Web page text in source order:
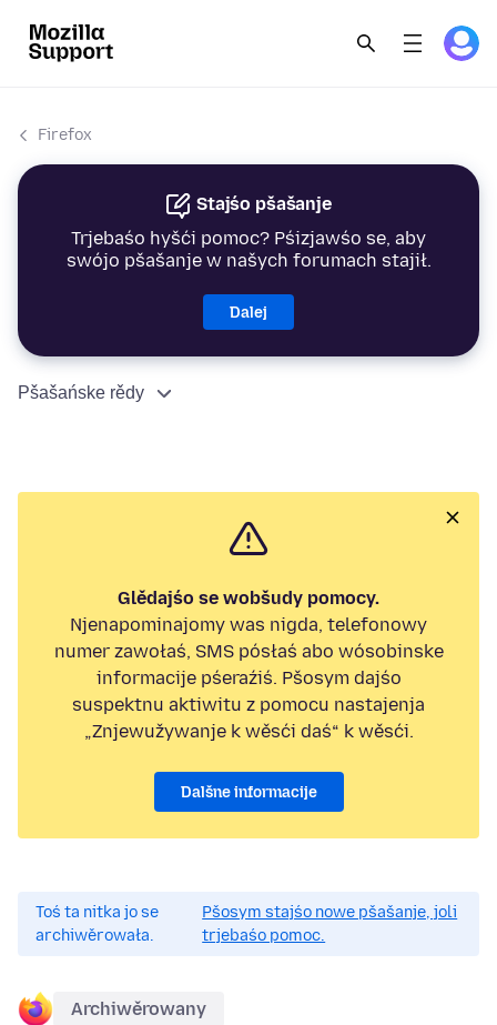
Firefox
Stajśo pšašanje
Trjebaśo hyšći pomoc? Pśizjawśo se, aby
swójo pšašanje w našych forumach stajił.
Dalej
Pšašańske rědy
Glědajśo se wobšudy pomocy.
Njenapominajomy was nigda, telefonowy
numer zawołaś, SMS pósłaś abo wósobinske
informacije pśeraźiś. Pšosym dajśo
suspektnu aktiwitu z pomocu nastajenja
„Znjewužywanje k wěsći daś“ k wěsći.
Dalšne informacije
Toś ta nitka jo se
archiwěrowała.
Pšosym stajśo nowe pšašanje, joli
trjebaśo pomoc.
Archiwěrowany